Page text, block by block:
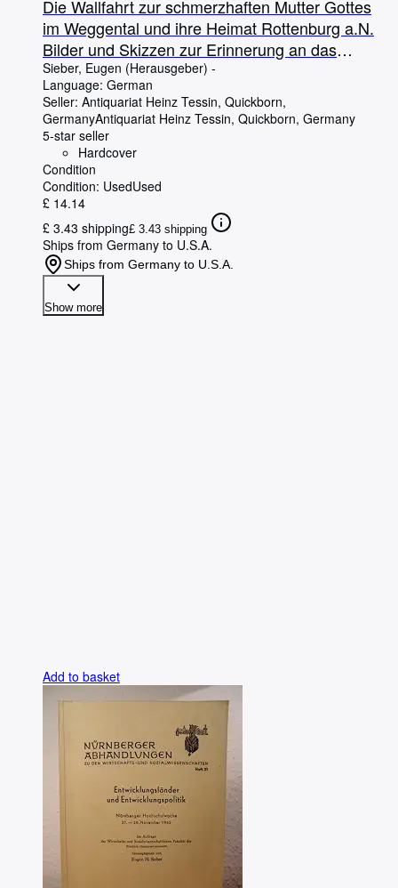
Die Wallfahrt zur schmerzhaften Mutter Gottes
im Weggental und ihre Heimat Rottenburg a.N.
Bilder und Skizzen zur Erinnerung an das
vierhundertjährige Jubiläum der Wallfahrt am 2.
Juli 1917. Mit 6 Kunstbeilagen und 85
Abbildungen im Text.
Sieber, Eugen (Herausgeber) -
Language: German
Seller: Antiquariat Heinz Tessin, Quickborn,
GermanyAntiquariat Heinz Tessin, Quickborn, Germany
5-star seller
Hardcover
Condition
Condition: UsedUsed
£ 14.14
£ 3.43 shipping£ 3.43 shipping
Ships from Germany to U.S.A.
Ships from Germany to U.S.A.
Show more
Add to basket